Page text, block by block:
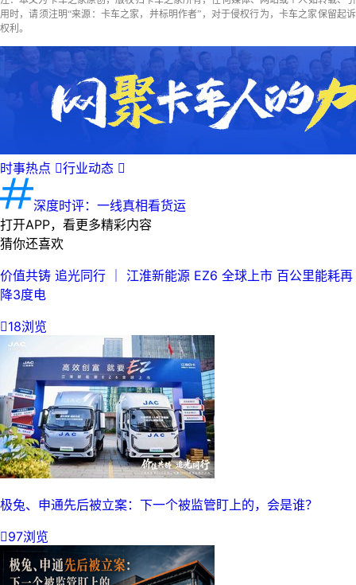
用时，请须注明“来源：卡车之家，并标明作者”，对于侵权行为，卡车之家保留起诉
权利。
时事热点 行业动态 
深度时评：一线真相看货运
打开APP，看更多精彩内容
猜你还喜欢
价值共铸 追光同行 ｜ 江淮新能源 EZ6 全球上市 百公里能耗再
降3度电
18浏览
极兔、申通先后被立案：下一个被监管盯上的，会是谁？
97浏览